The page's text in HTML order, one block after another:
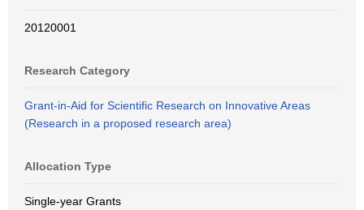
20120001
Research Category
Grant-in-Aid for Scientific Research on Innovative Areas
(Research in a proposed research area)
Allocation Type
Single-year Grants